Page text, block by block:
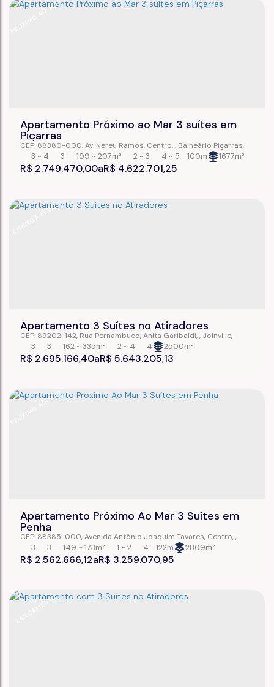
PRÓXIMO AO MAR
Apartamento Próximo ao Mar 3 suítes em
Piçarras
R$ 2.749.470,00 R$ 4.622.701,25
CEP: 88380-000,Av. Nereu Ramos, Centro , Balneário Piçarras,
Santa Catarina
Brasil
3 ~ 4 4 ~ 5
199 ~ 207m²
3 2 ~ 3 100m 1677m²
ENTREGA FEV/27
Apartamento 3 Suítes no Atiradores
R$ 2.695.166,40 R$ 5.643.205,13
CEP: 89202-142, Rua Pernambuco,Anita Garibaldi , Joinville,
Santa Catarina, Brasil
3 4
162 ~ 335m²
3 2 ~ 4 2500m²
PRÓXIMO AO MAR
Apartamento Próximo Ao Mar 3 Suítes em
Penha
R$ 2.562.666,12 R$ 3.259.070,95
CEP: 88385-000,Avenida Antônio Joaquim Tavares, Centro ,
Penha
Santa Catarina,Brasil
3 4
149 ~ 173m²
3 1 ~ 2 122m 2809m²
LANÇAMENTO